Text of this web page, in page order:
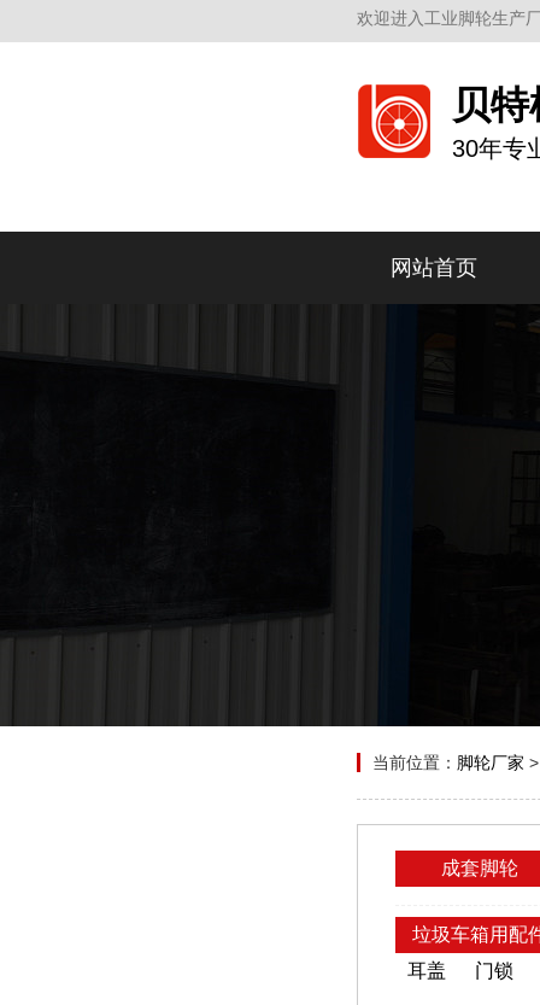
欢迎进入工业脚轮生产
贝
30年专
网站首页
当前位置： 脚轮厂家
成套脚轮
垃圾车箱用配
耳盖
门锁